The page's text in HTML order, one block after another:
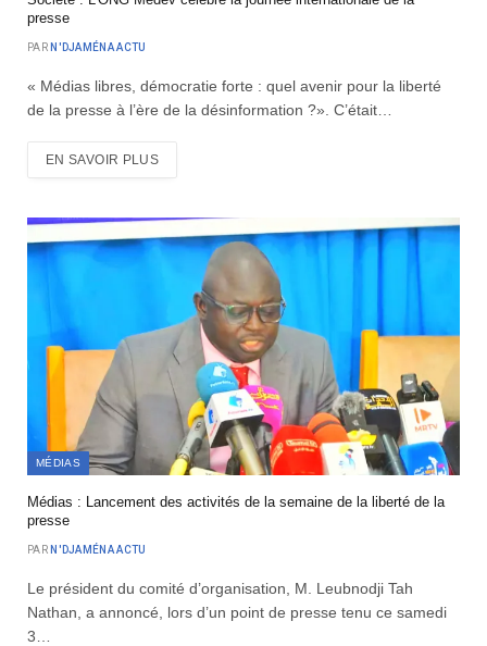
presse
PAR N'DJAMÉNA ACTU
« Médias libres, démocratie forte : quel avenir pour la liberté
de la presse à l’ère de la désinformation ?». C’était…
EN SAVOIR PLUS
MÉDIAS
Médias : Lancement des activités de la semaine de la liberté de la
presse
PAR N'DJAMÉNA ACTU
Le président du comité d’organisation, M. Leubnodji Tah
Nathan, a annoncé, lors d’un point de presse tenu ce samedi
3…